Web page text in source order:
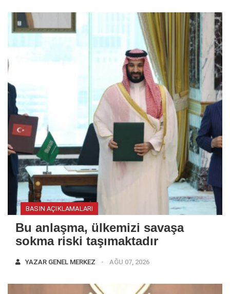
BASIN AÇIKLAMALARI
Bu anlaşma, ülkemizi savaşa
sokma riski taşımaktadır
YAZAR GENEL MERKEZ AĞU 07, 2026